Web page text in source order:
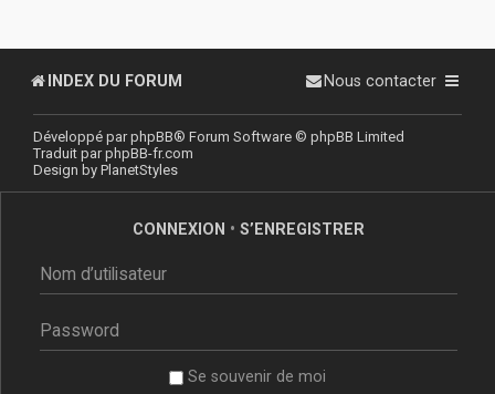
INDEX DU FORUM Nous contacter
Développé parphpBB® Forum Software © phpBB Limited
Traduit parphpBB-fr.com
Design by PlanetStyles
CONNEXION • S’ENREGISTRER
Se souvenir de moi